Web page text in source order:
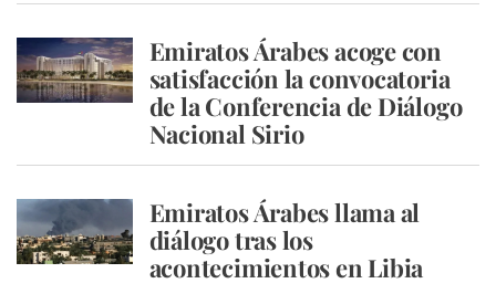
Emiratos Árabes acoge con
satisfacción la convocatoria
de la Conferencia de Diálogo
Nacional Sirio
Emiratos Árabes llama al
diálogo tras los
acontecimientos en Libia